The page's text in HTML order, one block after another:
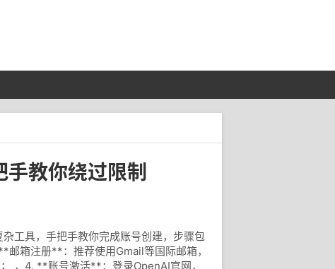
教你绕过限制
工具，手把手教你完成账号创建，步骤包
箱注册**：推荐使用Gmail等国际邮箱，
，4. **账号激活**：登录OpenAI官网，